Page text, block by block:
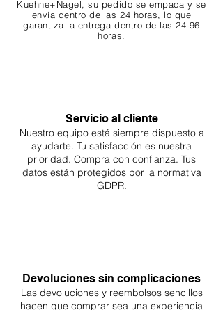
Kuehne+Nagel, su pedido se empaca y se
envía dentro de las 24 horas, lo que
garantiza la entrega dentro de las 24-96
horas.
Servicio al cliente
Nuestro equipo está siempre dispuesto a
ayudarte. Tu satisfacción es nuestra
prioridad. Compra con confianza. Tus
datos están protegidos por la normativa
GDPR.
Devoluciones sin complicaciones
Las devoluciones y reembolsos sencillos
hacen que comprar sea una experiencia